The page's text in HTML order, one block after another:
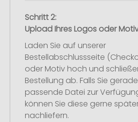
Schritt 2:
Upload Ihres Logos oder
Laden Sie auf unserer
Bestellabschlussseite
oder Motiv hoch und
Bestellung ab. Falls Sie
passende Datei zur
können Sie diese gerne
nachliefern.